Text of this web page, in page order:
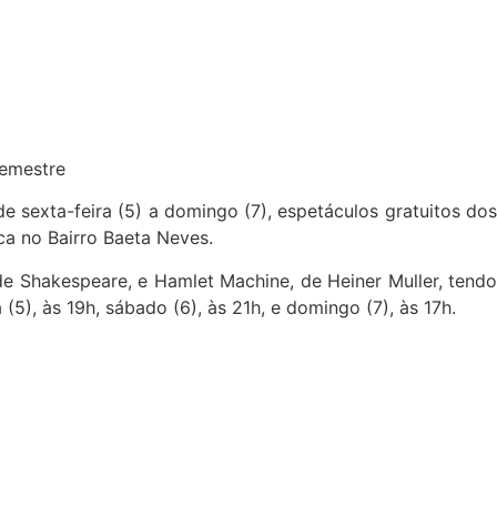
sexta-feira (5) a domingo (7), espetáculos gratuitos dos
no Bairro Baeta Neves.
Shakespeare, e Hamlet Machine, de Heiner Muller, tendo
às 19h, sábado (6), às 21h, e domingo (7), às 17h.